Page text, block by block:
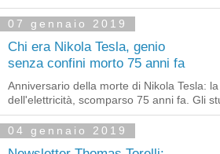
07 gennaio 2019
Chi era Nikola Tesla, genio
senza confini morto 75 anni fa
Anniversario della morte di Nikola Tesla:
dell'elettricità, scomparso 75 anni fa. Gli
04 gennaio 2019